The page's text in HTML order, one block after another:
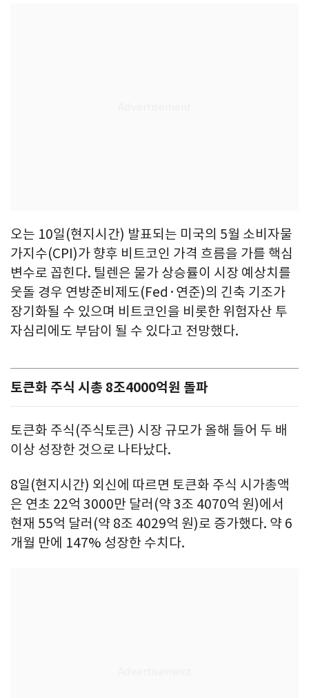
오는 10일(현지시간) 발표되는 미국의 5월 소비자물
가지수(CPI)가 향후 비트코인 가격 흐름을 가를 핵심
변수로 꼽힌다. 틸렌은 물가 상승률이 시장 예상치를
웃돌 경우 연방준비제도(Fed·연준)의 긴축 기조가
장기화될 수 있으며 비트코인을 비롯한 위험자산 투
자심리에도 부담이 될 수 있다고 전망했다.
토큰화 주식 시총 8조4000억원 돌파
토큰화 주식(주식토큰) 시장 규모가 올해 들어 두 배
이상 성장한 것으로 나타났다.
8일(현지시간) 외신에 따르면 토큰화 주식 시가총액
은 연초 22억 3000만 달러(약 3조 4070억 원)에서
현재 55억 달러(약 8조 4029억 원)로 증가했다. 약 6
개월 만에 147% 성장한 수치다.